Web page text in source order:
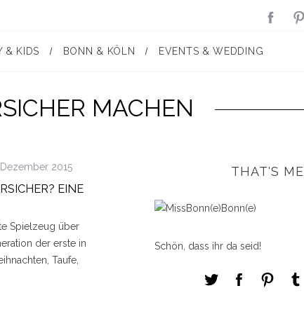
& KIDS BONN & KÖLN EVENTS & WEDDING
MACHEN
Dezember 2015
EINE
Spielzeug über
der erste in
Taufe,
THAT'S ME
Schön, dass ihr da seid!